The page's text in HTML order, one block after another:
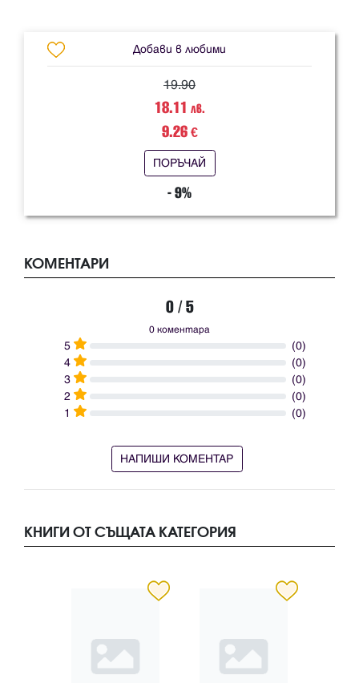
Добави в любими
19.90
18.11 лв.
9.26€
ПОРЪЧАЙ
- 9%
КОМЕНТАРИ
0 / 5
0 коментара
5
(0)
4
(0)
3
(0)
2
(0)
1
(0)
НАПИШИ КОМЕНТАР
КНИГИ ОТ СЪЩАТА КАТЕГОРИЯ